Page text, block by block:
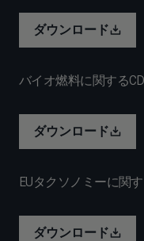
ダウンロード
バイオ燃料に関する
ダウンロード
EUタクソノミーに関
ダウンロード